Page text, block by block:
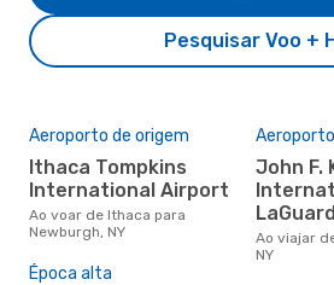
Pesquisar Voo +
Aeroporto de origem
Ithaca Tompkins
International Airport
Ao voar de Ithaca para
Newburgh, NY
John F. Kennedy
Ao viajar de Ithaca a Newburgh,
NY
Época alta